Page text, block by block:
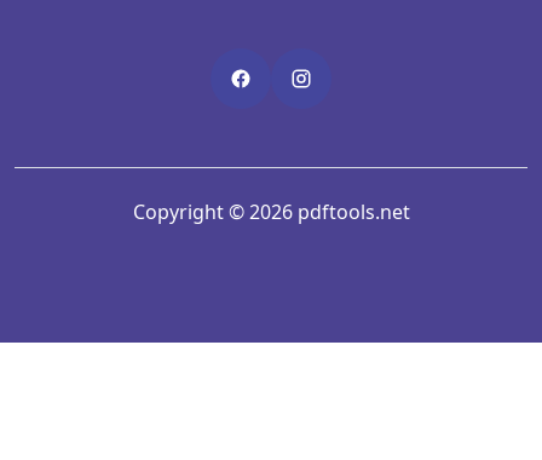
Copyright © 2026 pdftools.net